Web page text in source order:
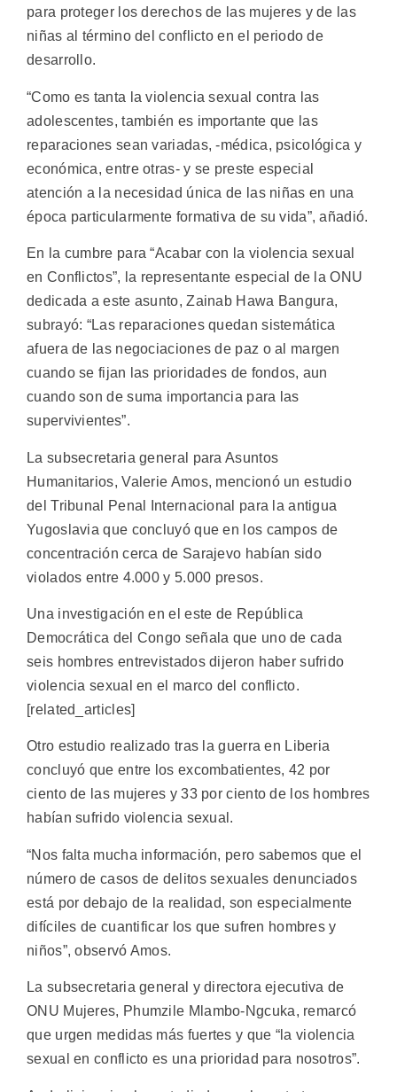
para proteger los derechos de las mujeres y de las
niñas al término del conflicto en el periodo de
desarrollo.
“Como es tanta la violencia sexual contra las
adolescentes, también es importante que las
reparaciones sean variadas, -médica, psicológica y
económica, entre otras- y se preste especial
atención a la necesidad única de las niñas en una
época particularmente formativa de su vida”, añadió.
En la cumbre para “Acabar con la violencia sexual
en Conflictos”, la representante especial de la ONU
dedicada a este asunto, Zainab Hawa Bangura,
subrayó: “Las reparaciones quedan sistemática
afuera de las negociaciones de paz o al margen
cuando se fijan las prioridades de fondos, aun
cuando son de suma importancia para las
supervivientes”.
La subsecretaria general para Asuntos
Humanitarios, Valerie Amos, mencionó un estudio
del Tribunal Penal Internacional para la antigua
Yugoslavia que concluyó que en los campos de
concentración cerca de Sarajevo habían sido
violados entre 4.000 y 5.000 presos.
Una investigación en el este de República
Democrática del Congo señala que uno de cada
seis hombres entrevistados dijeron haber sufrido
violencia sexual en el marco del conflicto.
[related_articles]
Otro estudio realizado tras la guerra en Liberia
concluyó que entre los excombatientes, 42 por
ciento de las mujeres y 33 por ciento de los hombres
habían sufrido violencia sexual.
“Nos falta mucha información, pero sabemos que el
número de casos de delitos sexuales denunciados
está por debajo de la realidad, son especialmente
difíciles de cuantificar los que sufren hombres y
niños”, observó Amos.
La subsecretaria general y directora ejecutiva de
ONU Mujeres, Phumzile Mlambo-Ngcuka, remarcó
que urgen medidas más fuertes y que “la violencia
sexual en conflicto es una prioridad para nosotros”.